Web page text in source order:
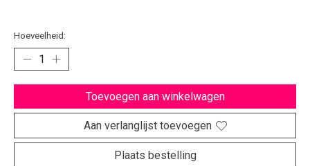
Hoeveelheid:
Toevoegen aan winkelwagen
Aan verlanglijst toevoegen
Plaats bestelling